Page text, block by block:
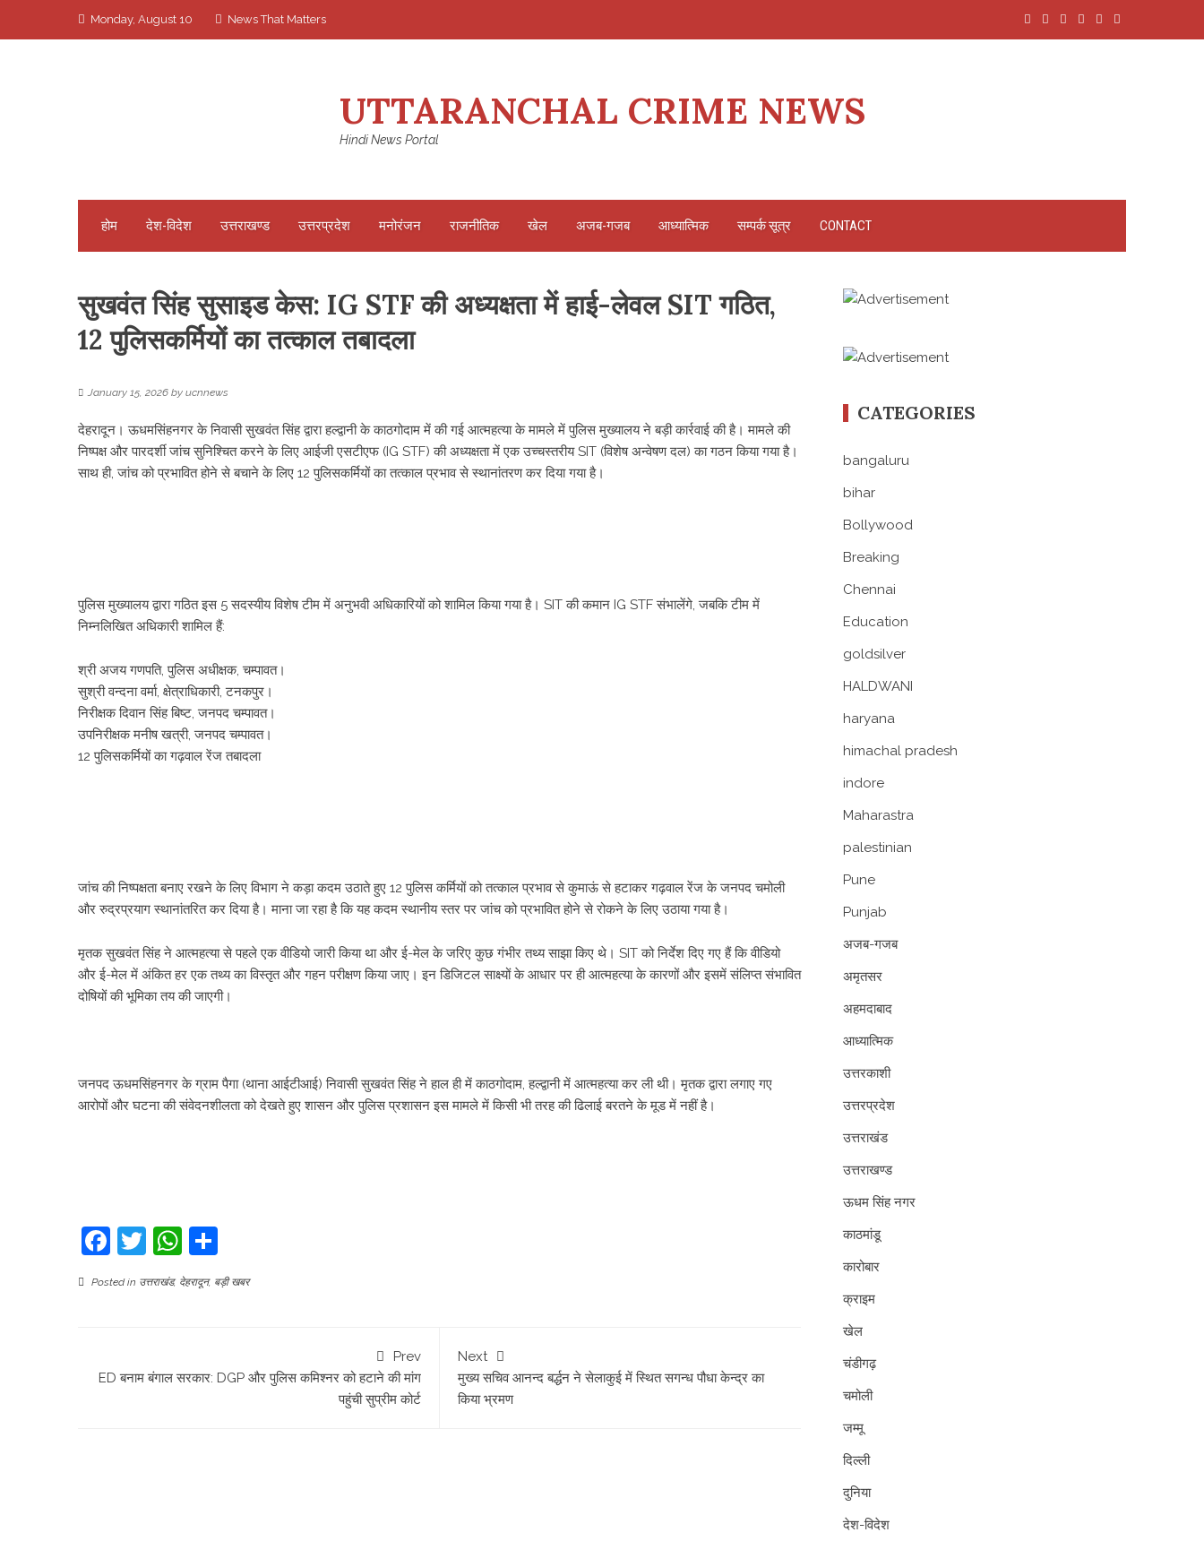
Monday, August 10 News That Matters
UTTARANCHAL CRIME NEWS
Hindi News Portal
होम देश-विदेश उत्तराखण्ड उत्तरप्रदेश मनोरंजन राजनीतिक खेल अजब-गजब आध्यात्मिक सम्पर्क सूत्र CONTACT
सुखवंत सिंह सुसाइड केस: IG STF की अध्यक्षता में हाई-लेवल SIT गठित,
12 पुलिसकर्मियों का तत्काल तबादला
January 15, 2026 by ucnnews
देहरादून। ऊधमसिंहनगर के निवासी सुखवंत सिंह द्वारा हल्द्वानी के काठगोदाम में की गई आत्महत्या के मामले में पुलिस मुख्यालय ने बड़ी कार्रवाई की है। मामले की
निष्पक्ष और पारदर्शी जांच सुनिश्चित करने के लिए आईजी एसटीएफ (IG STF) की अध्यक्षता में एक उच्चस्तरीय SIT (विशेष अन्वेषण दल) का गठन किया गया है।
साथ ही, जांच को प्रभावित होने से बचाने के लिए 12 पुलिसकर्मियों का तत्काल प्रभाव से स्थानांतरण कर दिया गया है।
​पुलिस मुख्यालय द्वारा गठित इस 5 सदस्यीय विशेष टीम में अनुभवी अधिकारियों को शामिल किया गया है। SIT की कमान IG STF संभालेंगे, जबकि टीम में
निम्नलिखित अधिकारी शामिल हैं:
​श्री अजय गणपति, पुलिस अधीक्षक, चम्पावत।
​सुश्री वन्दना वर्मा, क्षेत्राधिकारी, टनकपुर।
​निरीक्षक दिवान सिंह बिष्ट, जनपद चम्पावत।
​उपनिरीक्षक मनीष खत्री, जनपद चम्पावत।
​12 पुलिसकर्मियों का गढ़वाल रेंज तबादला
​जांच की निष्पक्षता बनाए रखने के लिए विभाग ने कड़ा कदम उठाते हुए 12 पुलिस कर्मियों को तत्काल प्रभाव से कुमाऊं से हटाकर गढ़वाल रेंज के जनपद चमोली
और रुद्रप्रयाग स्थानांतरित कर दिया है। माना जा रहा है कि यह कदम स्थानीय स्तर पर जांच को प्रभावित होने से रोकने के लिए उठाया गया है।
​मृतक सुखवंत सिंह ने आत्महत्या से पहले एक वीडियो जारी किया था और ई-मेल के जरिए कुछ गंभीर तथ्य साझा किए थे। SIT को निर्देश दिए गए हैं कि वीडियो
और ई-मेल में अंकित हर एक तथ्य का विस्तृत और गहन परीक्षण किया जाए। इन डिजिटल साक्ष्यों के आधार पर ही आत्महत्या के कारणों और इसमें संलिप्त संभावित
दोषियों की भूमिका तय की जाएगी।
जनपद ऊधमसिंहनगर के ग्राम पैगा (थाना आईटीआई) निवासी सुखवंत सिंह ने हाल ही में काठगोदाम, हल्द्वानी में आत्महत्या कर ली थी। मृतक द्वारा लगाए गए
आरोपों और घटना की संवेदनशीलता को देखते हुए शासन और पुलिस प्रशासन इस मामले में किसी भी तरह की ढिलाई बरतने के मूड में नहीं है।
Facebook
TwitterWhatsApp
Posted in उत्तराखंड, देहरादून, बड़ी खबर
Prev
ED बनाम बंगाल सरकार: DGP और पुलिस कमिश्नर को हटाने की मांग
पहुंची सुप्रीम कोर्ट
Next
मुख्य सचिव आनन्द बर्द्धन ने सेलाकुई में स्थित सगन्ध पौधा केन्द्र का
किया भ्रमण
CATEGORIES
bangaluru
bihar
Bollywood
Breaking
Chennai
Education
goldsilver
HALDWANI
haryana
himachal pradesh
indore
Maharastra
palestinian
Pune
Punjab
अजब-गजब
अमृतसर
अहमदाबाद
आध्यात्मिक
उत्तरकाशी
उत्तरप्रदेश
उत्तराखंड
उत्तराखण्ड
ऊधम सिंह नगर
काठमांडू
कारोबार
क्राइम
खेल
चंडीगढ़
चमोली
जम्मू
दिल्ली
दुनिया
देश-विदेश